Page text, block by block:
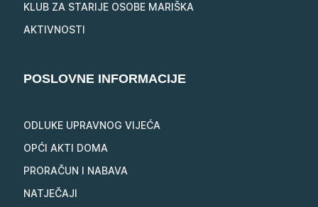
KLUB ZA STARIJE OSOBE MARIŠKA
AKTIVNOSTI
POSLOVNE INFORMACIJE
ODLUKE UPRAVNOG VIJEĆA
OPĆI AKTI DOMA
PRORAČUN I NABAVA
NATJEČAJI